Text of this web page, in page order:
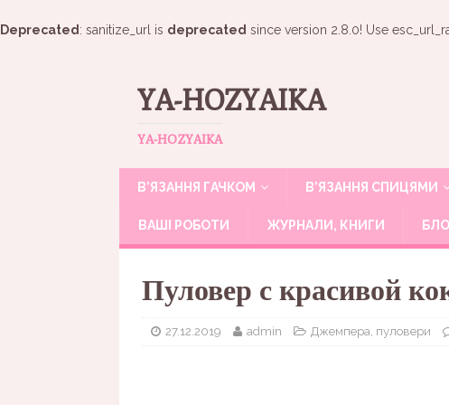
Deprecated : sanitize_url is deprecated since version 2.8.0! Use
YA-HOZYAIKA
YA-HOZYAIKA
В’ЯЗАННЯ ГАЧКОМ В’ЯЗАННЯ СПИЦЯМИ
ВАШІ РОБОТИ ЖУРНАЛИ, КНИГИ
Пуловер с красивой
27.12.2019 admin Джемпера, пуловери